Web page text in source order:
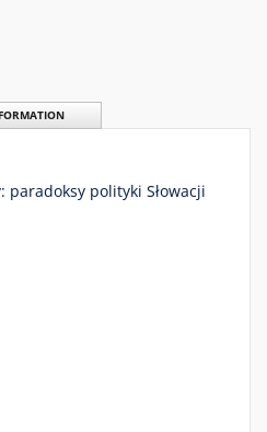
paradoksy polityki Słowacji